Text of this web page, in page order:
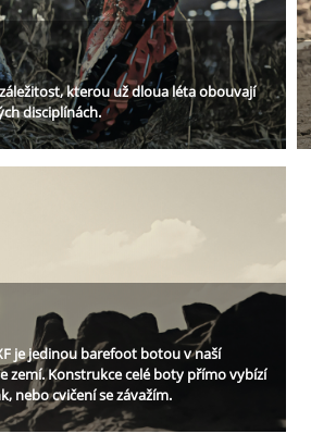
kterou už dloua léta obouvají
disciplínách.
je jedinou barefoot botou v naší
zemí. Konstrukce celé boty přímo vybízí
nebo cvičení se závažím.